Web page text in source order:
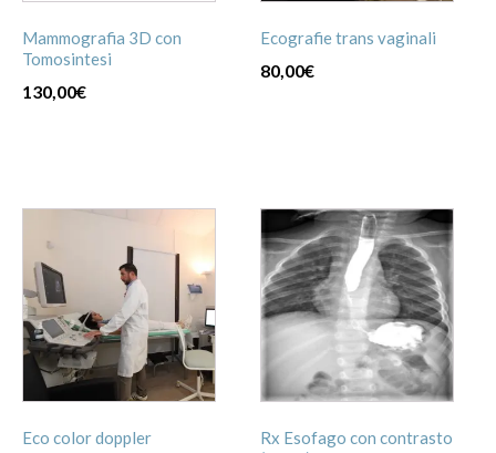
Mammografia 3D con
Tomosintesi
130,00€
Ecografie trans vaginali
80,00€
Eco color doppler
Rx Esofago con contrasto